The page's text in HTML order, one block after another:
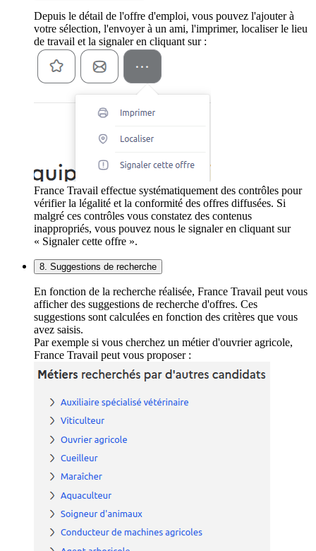
Depuis le détail de l'offre d'emploi, vous pouvez l'ajouter à
votre sélection, l'envoyer à un ami, l'imprimer, localiser le lieu
de travail et la signaler en cliquant sur :
France Travail effectue systématiquement des contrôles pour
vérifier la légalité et la conformité des offres diffusées. Si
malgré ces contrôles vous constatez des contenus
inappropriés, vous pouvez nous le signaler en cliquant sur
« Signaler cette offre ».
8. Suggestions de recherche
En fonction de la recherche réalisée, France Travail peut vous
afficher des suggestions de recherche d'offres. Ces
suggestions sont calculées en fonction des critères que vous
avez saisis.
Par exemple si vous cherchez un métier d'ouvrier agricole,
France Travail peut vous proposer :